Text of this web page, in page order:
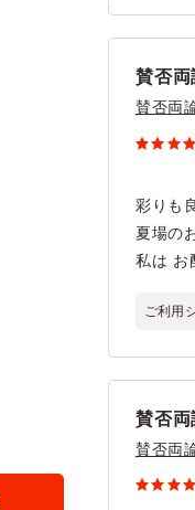
賛否両
賛否両
彩りも
夏場の
私は お
ご利用
賛否両
賛否両